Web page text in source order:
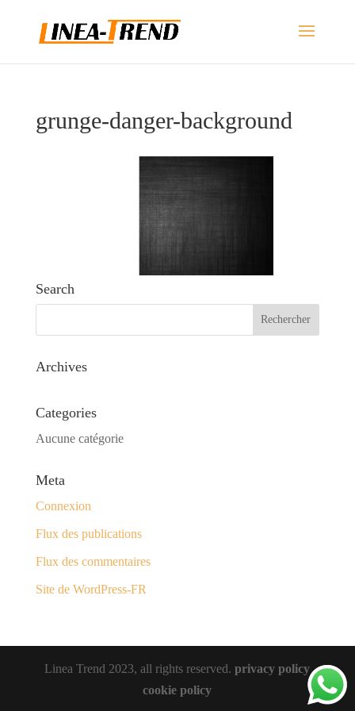
grunge-danger-background
Search
Archives
Categories
Aucune catégorie
Meta
Connexion
Flux des publications
Flux des commentaires
Site de WordPress-FR
Linea Trend 2023, all rights reserved.privacy policy
cookie policy